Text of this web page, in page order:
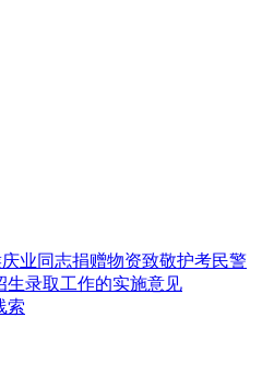
业同志捐赠物资致敬护考民警
生录取工作的实施意见
索